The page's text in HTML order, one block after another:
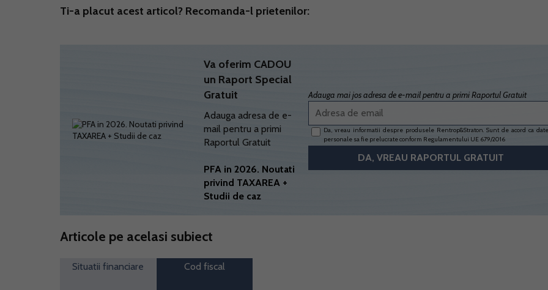
Ti-a placut acest articol? Recomanda-l prietenilor:
Va oferim CADOU
un Raport Special
Gratuit
Adauga adresa de e-
mail pentru a primi
Raportul Gratuit
PFA in 2026. Noutati
privind TAXAREA +
Studii de caz
Adauga mai jos adresa de e-mail pentru a primi Raportul Gratuit
Da, vreau informatii despre produsele Rentrop&Straton. Sunt de acord ca
personale sa fie prelucrate conform Regulamentului UE 679/2016
Articole pe acelasi subiect
Situatii financiare Cod fiscal